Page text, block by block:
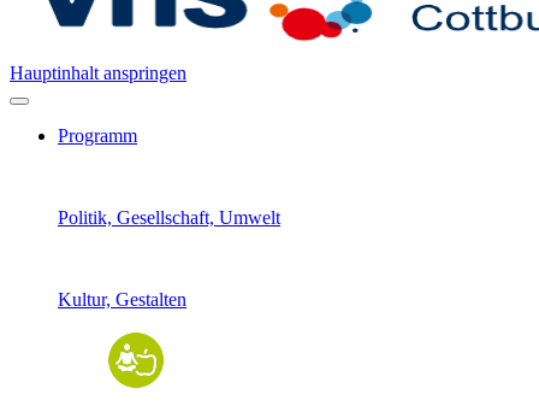
Hauptinhalt anspringen
Programm
Politik, Gesellschaft, Umwelt
Kultur, Gestalten